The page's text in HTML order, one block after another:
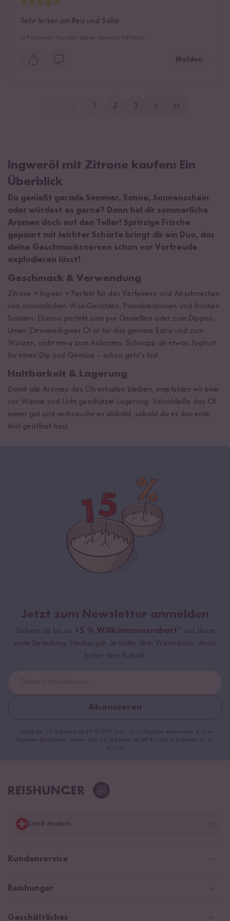
Sehr lecker am Reis und Salat
Melden
2 3
Ingweröl mit Zitrone kaufen: Ein
Überblick
Du genießt gerade Sommer, Sonne, Sonnenschein
oder würdest es gerne? Dann hol dir sommerliche
Aromen doch auf den Teller! Spritzige Frische
gepaart mit leichter Schärfe bringt dir ein Duo, das
deine Geschmacksnerven schon vor Vorfreude
explodieren lässt!
Geschmack & Verwendung
Zitrone + Ingwer = Perfekt für das Verfeinern und Abschmecken
von aromatischen Wok-Gerichten, Pastakreationen und frischen
Salaten. Ebenso perfekt zum pur Genießen oder zum Dippen.
Unser Zitronen-Ingwer Öl ist für das gewisse Extra und zum
Würzen, nicht etwa zum Anbraten. Schnapp dir etwas Joghurt
für einen Dip und Gemüse – schon geht’s los!
Haltbarkeit & Lagerung
Damit alle Aromen des Öls erhalten bleiben, empfehlen wir eine
vor Wärme und Licht geschützte Lagerung. Verschließe das Öl
immer gut und verbrauche es alsbald, sobald du es das erste
Mal geöffnet hast.
Jetzt zum Newsletter anmelden
Sichere dir bis zu 15 % Willkommensrabatt* auf deine
erste Bestellung. Hierbei gilt: Je voller dein Warenkorb, desto
höher dein Rabatt.
Abonnieren
*gültig bei 15 % Rabatt ab 99 €/CHF (exkl. Sumi Digitaler Reiskocher & Sumi
Digitaler Reiskocher Starter Set), 10 % Rabatt ab 69 €/CHF, 5 % Rabatt ab 29
€/CHF
Land ändern
Deutschland
Niederlande
Kundenservice
Help Center & FAQ
Zahlarten
Reishunger
Newsletter
Geschäftliches